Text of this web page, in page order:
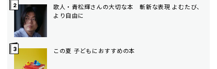
歌人・青松輝さんの大切な本 斬新な表現 よむたび、
より自由に
この夏 子どもにおすすめの本